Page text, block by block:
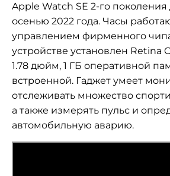
Apple Watch SE 2-го
осенью 2022 года. Часы
управлением фирменного
устройстве установлен Retina
1.78 дюйм, 1 ГБ оперативной
встроенной. Гаджет умеет
отслеживать множество
а также измерять пульс и
автомобильную аварию.